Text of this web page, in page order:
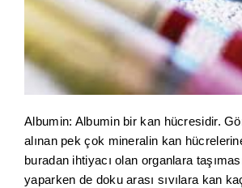
Albumin: Albumin bir kan hücresidir.
alınan pek çok mineralin kan
buradan ihtiyacı olan organlara
yaparken de doku arası sıvılara kan